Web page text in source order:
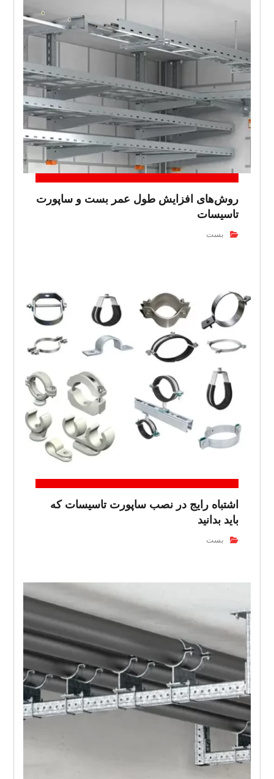
روش‌های افزایش طول عمر بست و ساپورت
تاسیسات
بست
اشتباه رایج در نصب ساپورت تاسیسات که
باید بدانید
بست